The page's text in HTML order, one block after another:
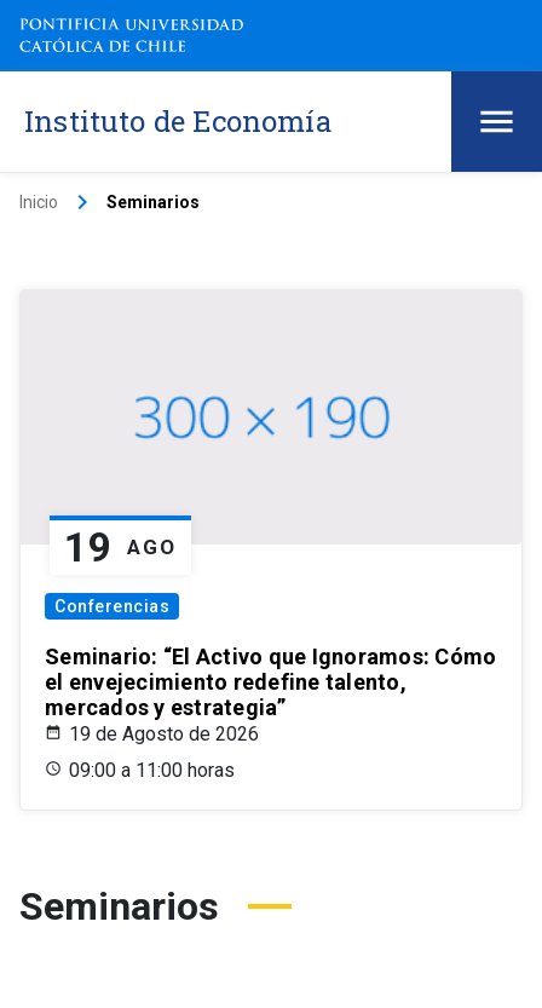
Instituto de Economía
Inicio keyboard_arrow_right Seminarios
19 AGO
Conferencias
Seminario: “El Activo que Ignoramos: Cómo
el envejecimiento redefine talento,
mercados y estrategia”
19 de Agosto de 2026
09:00 a 11:00 horas
Seminarios